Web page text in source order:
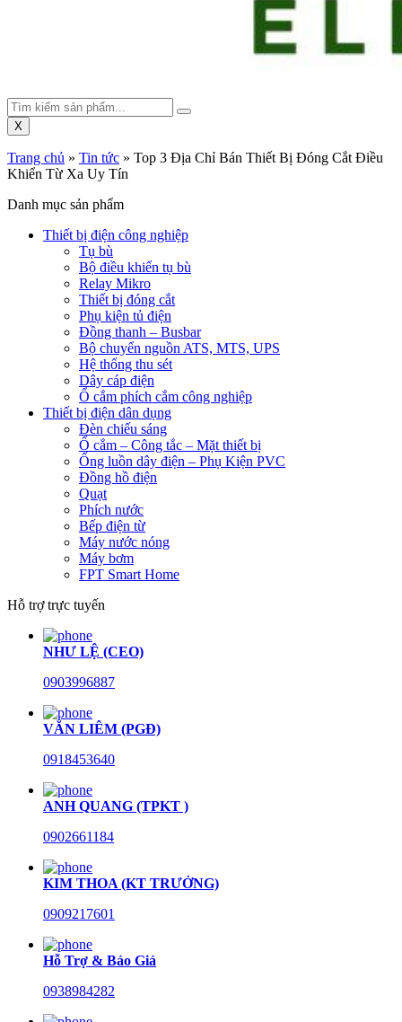
X
Trang chủ » Tin tức » Top 3 Địa Chỉ Bán Thiết Bị Đóng Cắt Điều
Khiển Từ Xa Uy Tín
Danh mục sản phẩm
Thiết bị điện công nghiệp
Tụ bù
Bộ điều khiển tụ bù
Relay Mikro
Thiết bị đóng cắt
Phụ kiện tủ điện
Đồng thanh – Busbar
Bộ chuyển nguồn ATS, MTS, UPS
Hệ thống thu sét
Dây cáp điện
Ổ cắm phích cắm công nghiệp
Thiết bị điện dân dụng
Đèn chiếu sáng
Ổ cắm – Công tắc – Mặt thiết bị
Ống luồn dây điện – Phụ Kiện PVC
Đồng hồ điện
Quạt
Phích nước
Bếp điện từ
Máy nước nóng
Máy bơm
FPT Smart Home
Hỗ trợ trực tuyến
NHƯ LỆ (CEO)
0903996887
VĂN LIÊM (PGĐ)
0918453640
ANH QUANG (TPKT )
0902661184
KIM THOA (KT TRƯỞNG)
0909217601
Hỗ Trợ & Báo Giá
0938984282